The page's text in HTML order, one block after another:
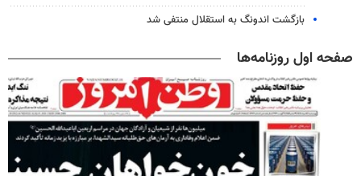
بازگشت اندونگ به استقلال منتفی شد
صفحه اول روزنامه‌ها